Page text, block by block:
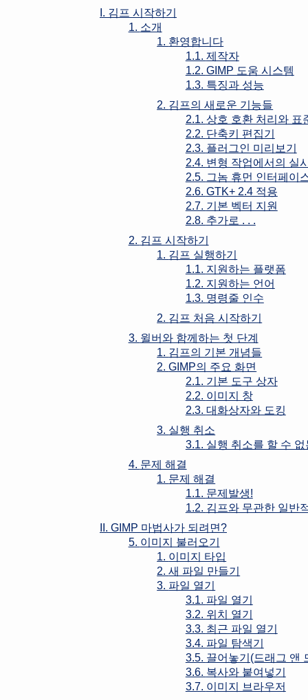
I. 김프 시작하기
1. 소개
1. 환영합니다
1.1. 제작자
1.2. GIMP 도움 시스템
1.3. 특징과 성능
2. 김프의 새로운 기능들
2.1. 상호 호환 처리와 표
2.2. 단축키 편집기
2.3. 플러그인 미리보기
2.4. 변형 작업에서의 실
2.5. 그놈 휴먼 인터페이
2.6. GTK+ 2.4 적용
2.7. 기본 벡터 지원
2.8. 추가로 . . .
2. 김프 시작하기
1. 김프 실행하기
1.1. 지원하는 플랫폼
1.2. 지원하는 언어
1.3. 명령줄 인수
2. 김프 처음 시작하기
3. 윌버와 함께하는 첫 단계
1. 김프의 기본 개념들
2.GIMP의 주요 화면
2.1. 기본 도구 상자
2.2. 이미지 창
2.3. 대화상자와 도킹
3. 실행 취소
3.1. 실행 취소를 할 수 없
4. 문제 해결
1. 문제 해결
1.1. 문제발생!
1.2. 김프와 무관한 일반
II. GIMP 마법사가 되려면?
5. 이미지 불러오기
1. 이미지 타입
2.새 파일 만들기
3. 파일 열기
3.1. 파일 열기
3.2. 위치 열기
3.3. 최근 파일 열기
3.4. 파일 탐색기
3.5. 끌어놓기(드래그 앤
3.6. 복사와 붙여넣기
3.7. 이미지 브라우저